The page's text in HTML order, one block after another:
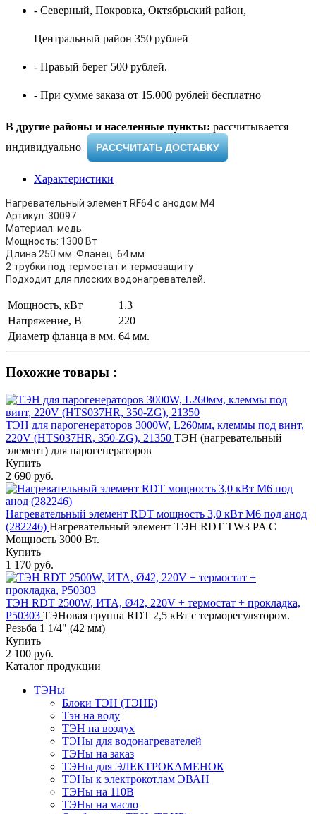
- Северный, Покровка, Октябрьский район,
Центральный район 350 рублей
- Правый берег 500 рублей.
- При сумме заказа от 15.000 рублей бесплатно
В другие районы и населенные пункты: рассчитывается
индивидуально ​
РАССЧИТАТЬ ДОСТАВКУ
Характеристики
Нагревательный элемент RF64 с анодом M4
Артикул: 30097
Материал: медь
Мощность: 1300 Вт
Длина 250 мм. Фланец 64 мм
2 трубки под термостат и термозащиту
Подходит для плоских водонагревателей.
Мощность, кВт
1.3
Напряжение, В
220
Диаметр фланца в мм. 64 мм.
Похожие товары :
ТЭН для парогенераторов 3000W, L260мм, клеммы под винт,
220V (HTS037HR, 350-ZG), 21350 ТЭН (нагревательный
элемент) для парогенераторов
Купить
2 690 руб.
Нагревательный элемент RDT мощность 3,0 кВт M6 под анод
(282246) Нагревательный элемент ТЭН RDT TW3 PA C
Мощность 3000 Вт.
Купить
1 170 руб.
ТЭН RDT 2500W, ИТА, Ø42, 220V + термостат + прокладка,
Р50303 ТЭНовая группа RDT 2,5 кВт с терморегулятором.
Резьба 1 1/4" (42 мм)
Купить
2 100 руб.
Каталог продукции
ТЭНы
Блоки ТЭН (ТЭНБ)
Тэн на воду
ТЭН на воздух
ТЭНы для водонагревателей
ТЭНы на заказ
ТЭНы для ЭЛЕКТРОКАМЕНОК
ТЭНы к электрокотлам ЭВАН
ТЭНы на 110В
ТЭНы на масло